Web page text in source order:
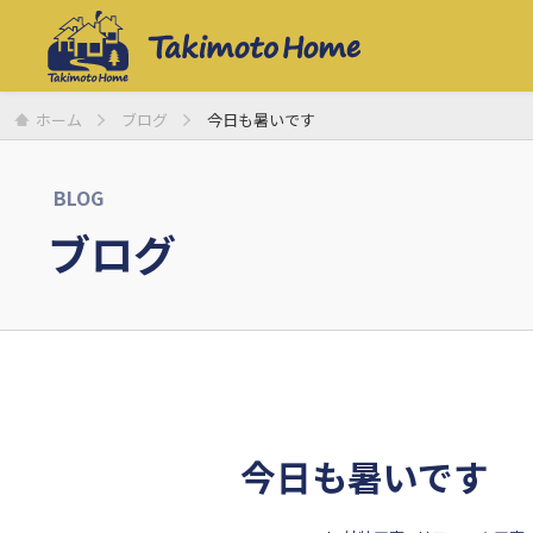
ホーム ブログ 今日も暑いです
BLOG
ブログ
今日も暑いです